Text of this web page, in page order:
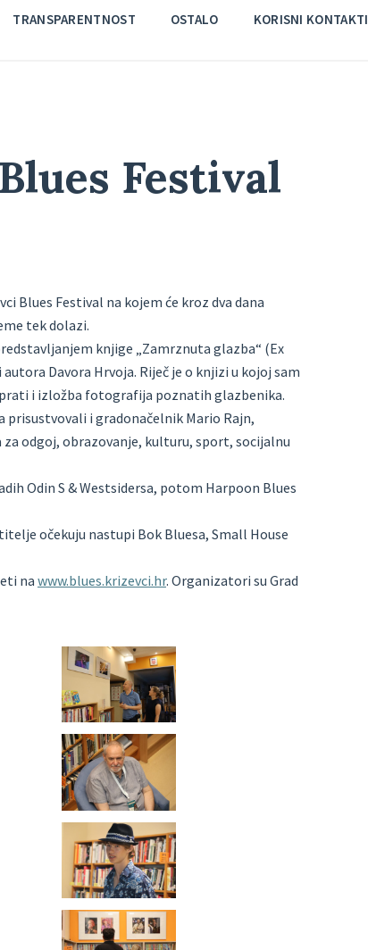
TRANSPARENTNOST OSTALO KORISNI KONTAKTI
Festival
Blues Festival na kojem će kroz dva dana
tek dolazi.
knjige „Zamrznuta glazba“ (Ex
Davora Hrvoja. Riječ je o knjizi u kojoj sam
i izložba fotografija poznatih glazbenika.
i gradonačelnik Mario Rajn,
odgoj, obrazovanje, kulturu, sport, socijalnu
Odin S & Westsidersa, potom Harpoon Blues
očekuju nastupi Bok Bluesa, Small House
na www.blues.krizevci.hr. Organizatori su Grad